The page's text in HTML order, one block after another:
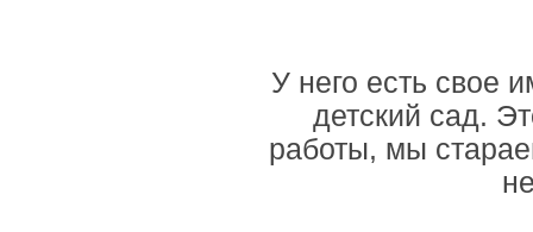
У него есть свое
детский сад.
работы, мы